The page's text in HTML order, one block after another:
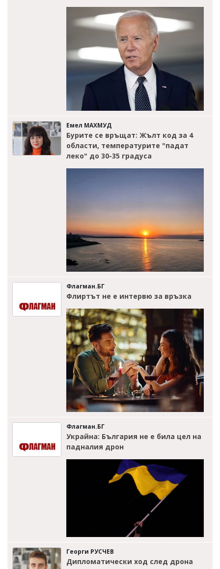
Емел МАХМУД
Бурите се връщат: Жълт код за 4
области, температурите "падат
леко" до 30-35 градуса
Флагман.БГ
Флиртът не е интервю за връзка
Флагман.БГ
Украйна: България не е била цел на
падналия дрон
Георги РУСЧЕВ
Дипломатически ход след дрона